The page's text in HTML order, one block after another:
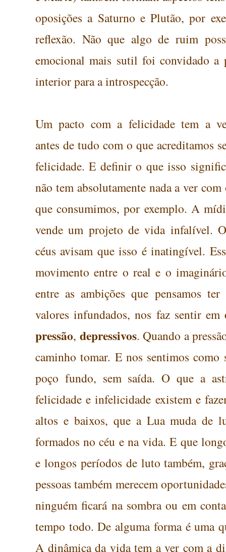
oposições a Saturno e Plutão, por
reflexão. Não que algo de ruim
emocional mais sutil foi convidado a
interior para aintrospecção.
Um pacto com a felicidade tem a
antes de tudo com o que acreditamos
felicidade. E definir o que isso
não tem absolutamente nada a ver com
que consumimos, por exemplo. A
vende um projeto de vida infalível.
céus avisam que isso é inatingível.
movimento entre o real e o
entre as ambições que pensamos ter
valores infundados, nos faz sentir em
pressão, depressivos. Quando a
caminho tomar. E nos sentimos como
poço fundo, sem saída. O que a
felicidade e infelicidade existem e
altos e baixos, que a Lua muda de
formados no céu e na vida. E que
e longos períodos de luto também,
pessoas também merecem
ninguém ficará na sombra ou em
tempo todo. De alguma forma é uma
A dinâmica da vida tem a ver com a